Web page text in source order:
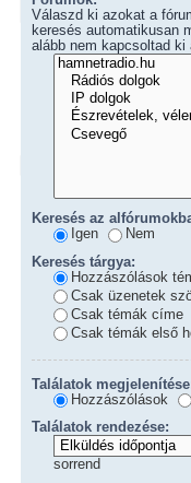
Válaszd ki azokat a
keresés automatikusan
alább nem kapcsoltad ki
Keresés az
Igen
Nem
Keresés tárgya:
Hozzászólások
Csak üzenetek
Csak témák címe
Csak témák első
Találatok
Hozzászólások
Találatok rendezése:
sorrend